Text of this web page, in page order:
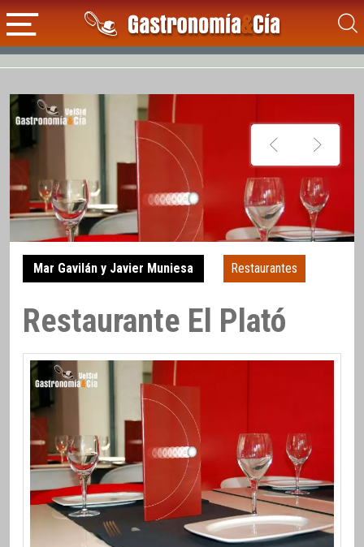
Mar Gavilán y Javier Muniesa Restaurantes
Restaurante El Plató